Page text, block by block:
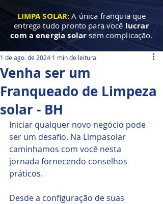
LIMPA SOLAR:A única franquia que
entrega tudo pronto para você lucrar
com a energia solar sem complicação.
Venha ser um
Franqueado de Limpeza
solar - BH
1 de ago. de 2024 1 min de leitura
Iniciar qualquer novo negócio pode
ser um desafio. Na Limpasolar
caminhamos com você nesta
jornada fornecendo conselhos
práticos.
Desde a configuração de suas